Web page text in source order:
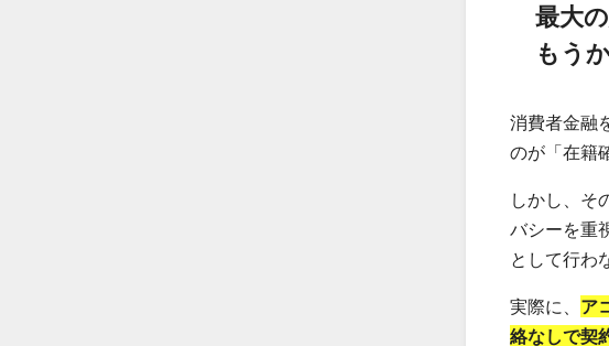
最大
もう
消費者金融
のが「在籍
しかし、そ
バシーを重
として行わ
実際に、 ア
絡なしで契